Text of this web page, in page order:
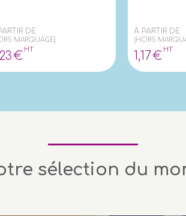
DE
MARQUAGE)
€
HT
À PARTIR DE
(HORS
1,17€
HT
sélection du